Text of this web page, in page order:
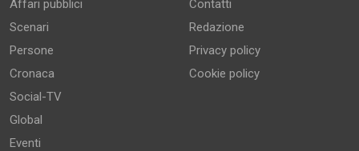
Affari pubblici
Scenari
Persone
Cronaca
Social-TV
Global
Eventi
Contatti
Redazione
Privacy policy
Cookie policy